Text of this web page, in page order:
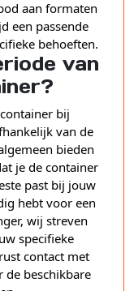
aan formaten
een passende
behoeften.
van
bij
van de
bieden
je de container
past bij jouw
hebt voor een
wij streven
specifieke
contact met
beschikbare